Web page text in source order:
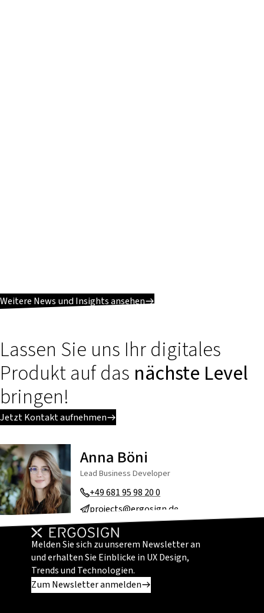
Weitere News und Insights ansehen
Lassen Sie uns Ihr digitales
Produkt auf das nächste Level
bringen!
Jetzt Kontakt aufnehmen
Anna Böni
Lead Business Developer
+49 681 95 98 20 0
projects@ergosign.de
Melden Sie sich zu unserem Newsletter an
und erhalten Sie Einblicke in UX Design,
Trends und Technologien.
Zum Newsletter anmelden